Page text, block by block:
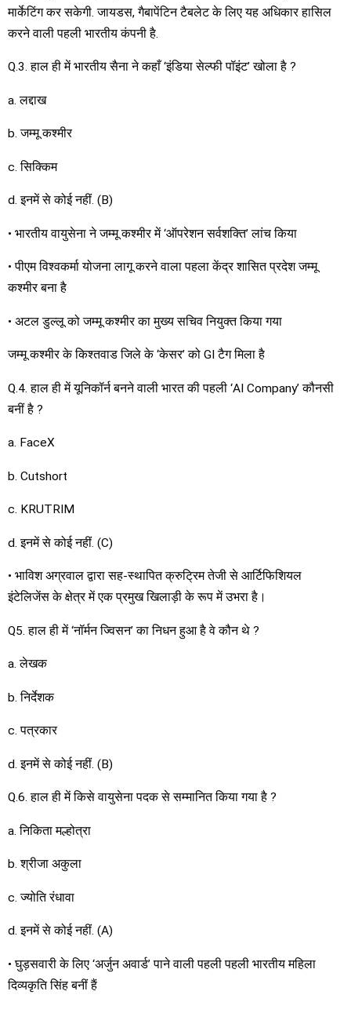
मार्केटिंग कर सकेगी. जायडस, गैबापेंटिन टैबलेट के लिए यह अधिकार हासिल
करने वाली पहली भारतीय कंपनी है.
Q.3. हाल ही में भारतीय सैना ने कहाँ ‘इंडिया सेल्फी पॉइंट’ खोला है ?
a. लद्दाख
b. जम्मू कश्मीर
c. सिक्किम
d. इनमें से कोई नहीं. (B)
• भारतीय वायुसेना ने जम्मू कश्मीर में ‘ऑपरेशन सर्वशक्ति’ लांच किया
• पीएम विश्वकर्मा योजना लागू करने वाला पहला केंद्र शासित प्रदेश जम्मू
कश्मीर बना है
• अटल डुल्लू को जम्मू कश्मीर का मुख्य सचिव नियुक्त किया गया
जम्मू कश्मीर के किश्तवाड जिले के ‘केसर’ को GI टैग मिला है
Q.4. हाल ही में यूनिकॉर्न बनने वाली भारत की पहली ‘AI Company’ कौनसी
बनीं है ?
a. FaceX
b. Cutshort
c. KRUTRIM
d. इनमें से कोई नहीं. (C)
• भाविश अग्रवाल द्वारा सह-स्थापित क्रुट्रिम तेजी से आर्टिफिशियल
इंटेलिजेंस के क्षेत्र में एक प्रमुख खिलाड़ी के रूप में उभरा है।
Q5. हाल ही में ‘नॉर्मन ज्विसन’ का निधन हुआ है वे कौन थे ?
a. लेखक
b. निर्देशक
c. पत्रकार
d. इनमें से कोई नहीं. (B)
Q.6. हाल ही में किसे वायुसेना पदक से सम्मानित किया गया है ?
a. निकिता मल्होत्रा
b. श्रीजा अकुला
c. ज्योति रंधावा
d. इनमें से कोई नहीं. (A)
• घुड़सवारी के लिए ‘अर्जुन अवार्ड’ पाने वाली पहली पहली भारतीय महिला
दिव्यकृति सिंह बनीं हैं